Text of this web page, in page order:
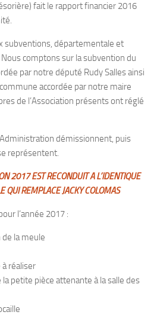
fait le rapport financier 2016
subventions, départementale et
comptons sur la subvention du
par notre député Rudy Salles ainsi
accordée par notre maire
de l’Association présents ont réglé
démissionnent, puis
représentent.
2017 EST RECONDUIT A L’IDENTIQUE
QUI REMPLACE JACKY COLOMAS
l’année 2017 :
la meule
réaliser
petite pièce attenante à la salle des